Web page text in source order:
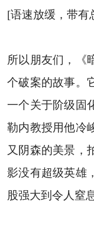
[语速放缓，带有
所以朋友们，《
个破案的故事。
一个关于阶级固
勒内教授用他冷
又阴森的美景，
影没有超级英雄
股强大到令人窒